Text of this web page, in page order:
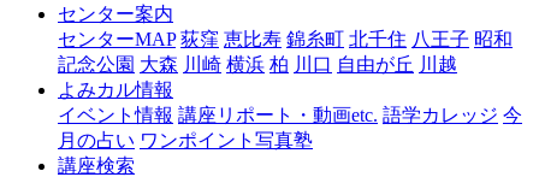
比
センター案内
センターMAP 荻窪 恵比寿 錦糸町 北千住 八王子 昭和
記念公園 大森 川崎 横浜 柏 川口 自由が丘 川越
よみカル情報
イベント情報 講座リポート・動画etc. 語学カレッジ 今
月の占い ワンポイント写真塾
講座検索